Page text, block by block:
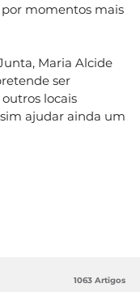
por momentos mais
Maria Alcide
ser
locais
ajudar ainda um
1063 Artigos